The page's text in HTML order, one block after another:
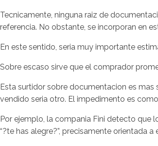
Tecnicamente, ninguna raiz de
referencia. No obstante, se incorporan en
En este sentido, seri­a muy importante
Sobre escaso sirve que el comprador
Esta surtidor sobre documentacion es mas
vendido seri­a otro. El impedimento es
Por ejemplo, la compania Fini detecto que
“?te has alegre?”, precisamente orientada